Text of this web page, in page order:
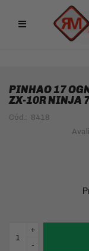
Remotox
10% OFF NO PIX
PINHAO 17
ZX-10R NINJA
Cód.: 8418
+
-